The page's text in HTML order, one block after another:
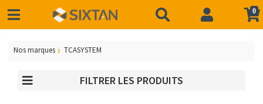
0
Nos marques TCASYSTEM
FILTRER LES PRODUITS